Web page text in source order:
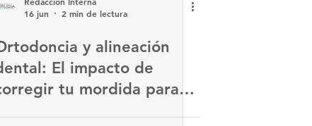
16 jun
2 min de lectura
y alineación
El impacto de
tu mordida para